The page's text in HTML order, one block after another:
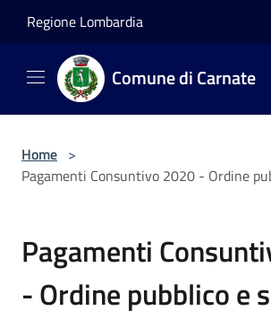
Regione Lombardia
Comune di Carnate
Home >
Pagamenti Consuntivo 2020 - Ordine
Pagamenti
- Ordine pubblico e